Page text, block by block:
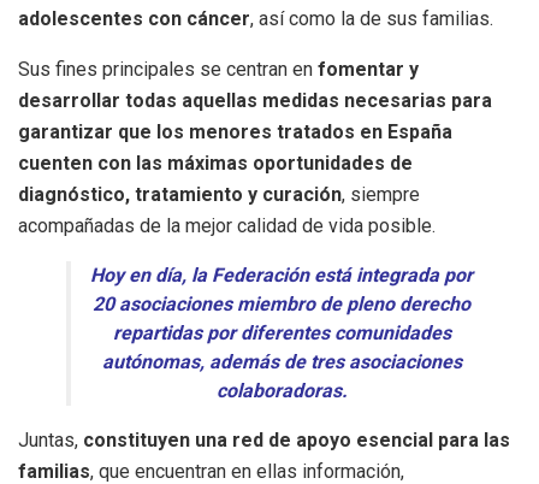
adolescentes con cáncer, así como la de sus familias.
Sus fines principales se centran en fomentar y
desarrollar todas aquellas medidas necesarias para
garantizar que los menores tratados en España
cuenten con las máximas oportunidades de
diagnóstico, tratamiento y curación, siempre
acompañadas de la mejor calidad de vida posible.
Hoy en día, la Federación está integrada por
20 asociaciones miembro de pleno derecho
repartidas por diferentes comunidades
autónomas, además de tres asociaciones
colaboradoras.
Juntas, constituyen una red de apoyo esencial para las
familias, que encuentran en ellas información,